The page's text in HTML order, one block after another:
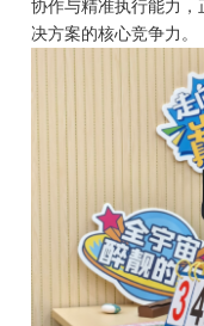
协作与精准执行能力
决方案的核心竞争力。